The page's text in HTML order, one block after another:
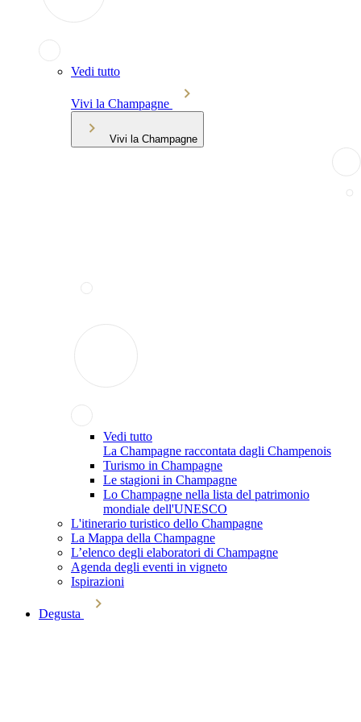
Vedi tutto
Vivi la Champagne
Vivi la Champagne
Vedi tutto
La Champagne raccontata dagli Champenois
Turismo in Champagne
Le stagioni in Champagne
Lo Champagne nella lista del patrimonio
mondiale dell'UNESCO
L'itinerario turistico dello Champagne
La Mappa della Champagne
L’elenco degli elaboratori di Champagne
Agenda degli eventi in vigneto
Ispirazioni
Degusta